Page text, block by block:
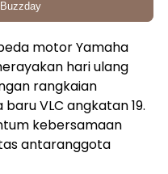
motor Yamaha
hari ulang
rangkaian
VLC angkatan 19.
kebersamaan
antaranggota